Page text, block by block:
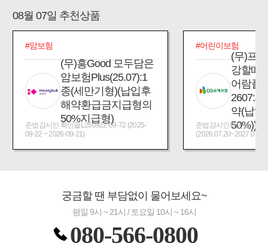
08월 07일 추천상품
#암보험
(무)흥Good 모두담은
암보험Plus(25.07):1
종(세만기형)(납입후
해약환급금지급형의
50%지급형)
준법감시인 확인필L250922-09-72 (2025-
09-22 ~ 2026-09-21)
#어린이보험
(무)프
강할때
어람플
2607:
약(납입
50%))
준법감시인확인필_제
궁금할 땐 부담없이 물어보세요~
평일 9시 ~ 21시 / 토요일 10시 ~ 16시
080-566-0800